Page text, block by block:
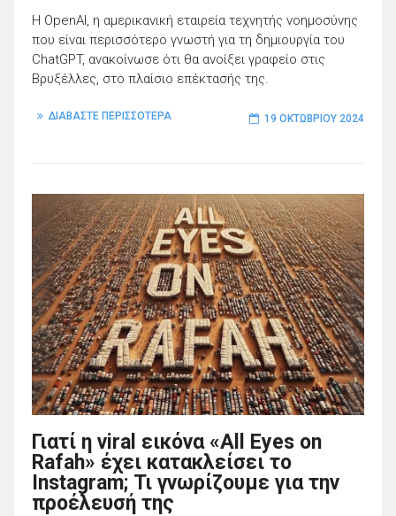
Η OpenAI, η αμερικανική εταιρεία τεχνητής νοημοσύνης
που είναι περισσότερο γνωστή για τη δημιουργία του
ChatGPT, ανακοίνωσε ότι θα ανοίξει γραφείο στις
Βρυξέλλες, στο πλαίσιο επέκτασής της.
ΔΙΑΒΑΣΤΕ ΠΕΡΙΣΣΟΤΕΡΑ 19 ΟΚΤΩΒΡΊΟΥ 2024
Γιατί η viral εικόνα «All Eyes on
Rafah» έχει κατακλείσει το
Instagram; Τι γνωρίζουμε για την
προέλευσή της